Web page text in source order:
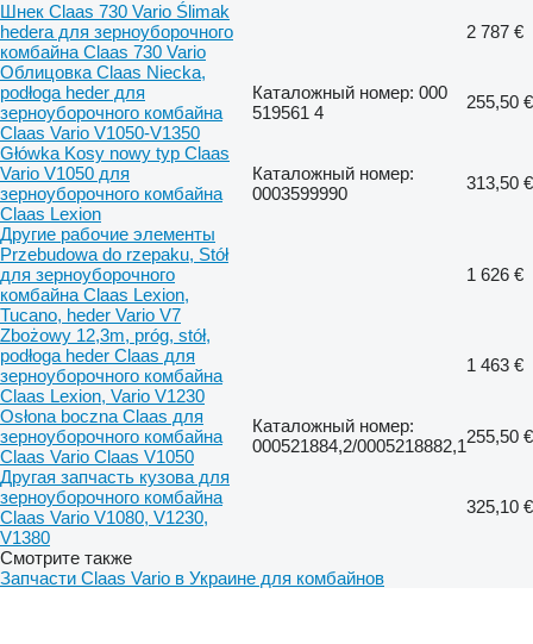
Шнек Claas 730 Vario Ślimak
hedera для зерноуборочного
комбайна Claas 730 Vario
2 787 €
Облицовка Claas Niecka,
podłoga heder для
зерноуборочного комбайна
Claas Vario V1050-V1350
Каталожный номер: 000
519561 4
255,50 €
Główka Kosy nowy typ Claas
Vario V1050 для
зерноуборочного комбайна
Claas Lexion
Каталожный номер:
0003599990
313,50 €
Другие рабочие элементы
Przebudowa do rzepaku, Stół
для зерноуборочного
комбайна Claas Lexion,
Tucano, heder Vario V7
1 626 €
Zbożowy 12,3m, próg, stół,
podłoga heder Claas для
зерноуборочного комбайна
Claas Lexion, Vario V1230
1 463 €
Osłona boczna Claas для
зерноуборочного комбайна
Claas Vario Claas V1050
Каталожный номер:
000521884,2/0005218882,1255,50 €
Другая запчасть кузова для
зерноуборочного комбайна
Claas Vario V1080, V1230,
V1380
325,10 €
Смотрите также
Запчасти Claas Vario в Украине для комбайнов